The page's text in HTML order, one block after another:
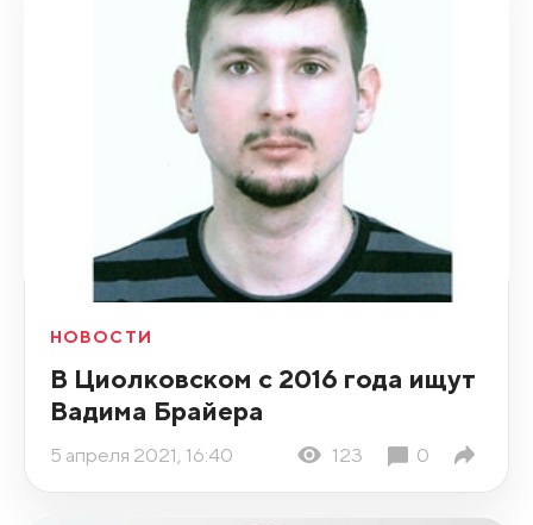
НОВОСТИ
В Циолковском с 2016 года ищут
Вадима Брайера
5 апреля 2021, 16:40 123 0